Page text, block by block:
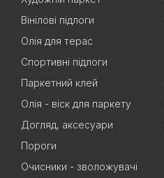
Вінілові підлоги
Олія для терас
Спортивні підлоги
Паркетний клей
Олія - віск для паркету
Догляд, аксесуари
Пороги
Очисники - зволожувачі